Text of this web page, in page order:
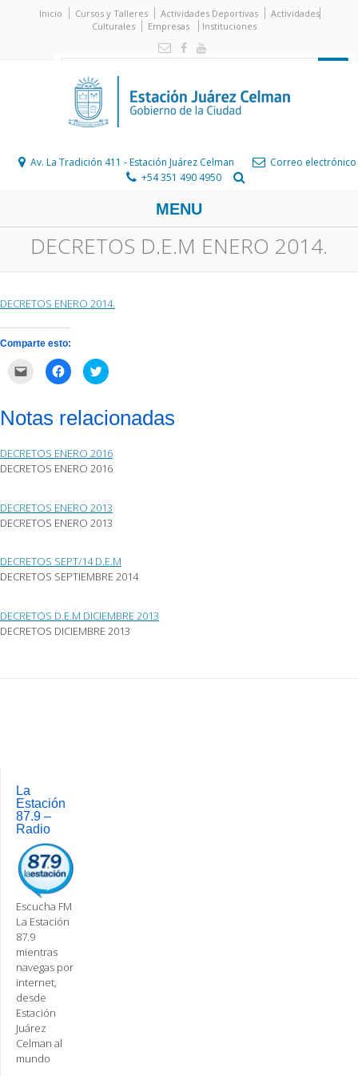
Inicio Cursos y Talleres Actividades Deportivas
Actividades
Culturales
Empresas Instituciones
Av. La Tradición 411 - Estación Juárez Celman
Correo electrónico
+54 351 490 4950
MENU
DECRETOS D.E.M ENERO 2014.
DECRETOS ENERO 2014.
Comparte esto:
correo
electrónico
amigo
(Se
abre
ventana
nueva)
Haz
clic
Facebook
(Se
una
ventana
nueva)
Haz
clic
en
Twitter
(Se
una
ventana
nueva)
Notas relacionadas
DECRETOS ENERO 2016
DECRETOS ENERO 2016
DECRETOS ENERO 2013
DECRETOS ENERO 2013
DECRETOS SEPT/14 D.E.M
DECRETOS SEPTIEMBRE 2014
DECRETOS D.E.M DICIEMBRE 2013
DECRETOS DICIEMBRE 2013
La
Estación
87.9 –
Radio
Escucha FM
La Estación
87.9
mientras
navegas por
internet,
desde
Estación
Juárez
Celman al
mundo